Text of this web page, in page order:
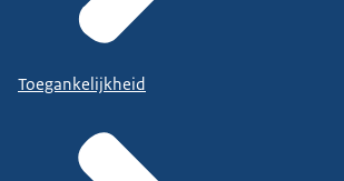
Toegankelijkheid